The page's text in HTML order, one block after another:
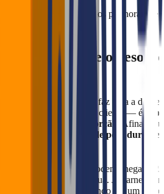
Monitore a saída de pratos por horário e
6. Determine se o peso
ou pronto
Um detalhe técnico que faz toda a
quanto na percepção do cliente — é a
apresenta o peso da porção
. Afinal,
variação significativa de peso durante
Exemplo prático:
100g de macarrão cru podem chegar a
devido à absorção de água. Já carnes
serem grelhadas, resultando em um peso